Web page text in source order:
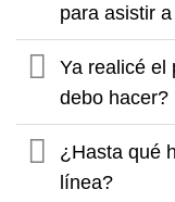
para asistir
Ya realicé el
debo hacer?
¿Hasta qué
línea?